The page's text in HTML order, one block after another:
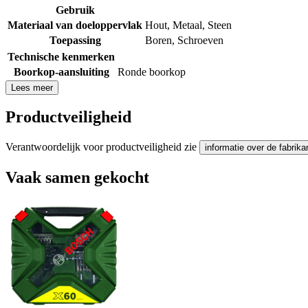
Gebruik
Materiaal van doeloppervlak Hout, Metaal, Steen
Toepassing
Boren, Schroeven
Technische kenmerken
Boorkop-aansluiting
Ronde boorkop
Lees meer
Productveiligheid
Verantwoordelijk voor productveiligheid zie informatie over de
Vaak samen gekocht